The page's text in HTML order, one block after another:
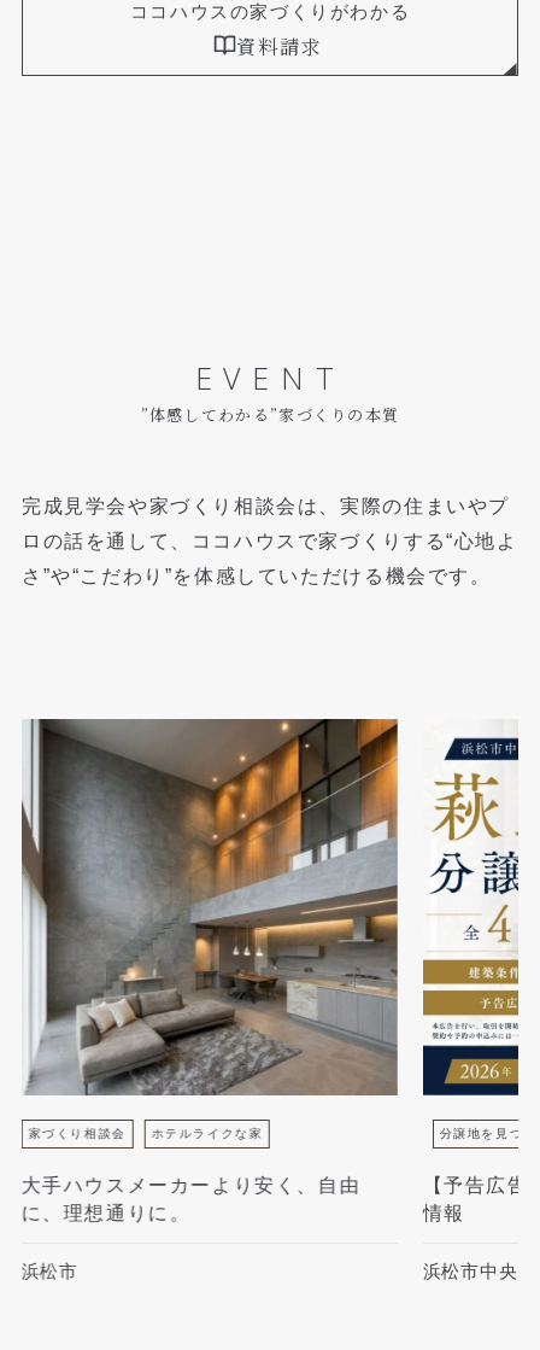
ココハウスの家づくりがわかる
資料請求
EVENT
”体感してわかる”家づくりの本質
完成見学会や家づくり相談会は、実際の住まいやプ
ロの話を通して、
ココハウスで家づくりする“心地よ
さ”や“こだわり”を体感していただける機会です。
家づくり相談会 ホテルライクな家
大手ハウスメーカーより安く、自由
に、理想通りに。
浜松市
分譲地を見つけ
【予告広
情報
浜松市中央